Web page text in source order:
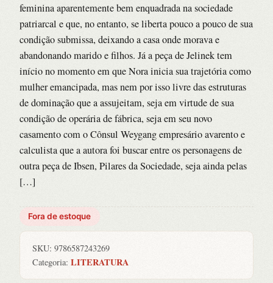
feminina aparentemente bem enquadrada na sociedade
patriarcal e que, no entanto, se liberta pouco a pouco de sua
condição submissa, deixando a casa onde morava e
abandonando marido e filhos. Já a peça de Jelinek tem
início no momento em que Nora inicia sua trajetória como
mulher emancipada, mas nem por isso livre das estruturas
de dominação que a assujeitam, seja em virtude de sua
condição de operária de fábrica, seja em seu novo
casamento com o Cônsul Weygang empresário avarento e
calculista que a autora foi buscar entre os personagens de
outra peça de Ibsen, Pilares da Sociedade, seja ainda pelas
[…]
Fora de estoque
SKU: 9786587243269
Categoria: LITERATURA